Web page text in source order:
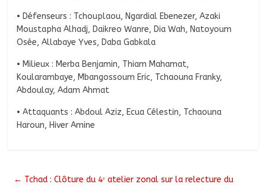
• Défenseurs : Tchouplaou, Ngardial Ebenezer, Azaki
Moustapha Alhadj, Daikreo Wanre, Dia Wah, Natoyoum
Osée, Allabaye Yves, Daba Gabkala
• Milieux : Merba Benjamin, Thiam Mahamat,
Koularambaye, Mbangossoum Eric, Tchaouna Franky,
Abdoulay, Adam Ahmat
• Attaquants : Abdoul Aziz, Ecua Célestin, Tchaouna
Haroun, Hiver Amine
← Tchad : Clôture du 4ᵉ atelier zonal sur la relecture du